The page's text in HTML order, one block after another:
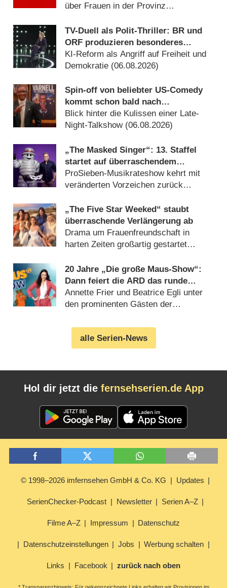
über Frauen in der Provinz
TV-Duell als Polit-Thriller: BR und
ORF produzieren besonderes
Fernseh-Kammerspiel
KI-Reform als Angriff auf Freiheit und
Demokratie (06.08.2026)
Spin-off von beliebter US-Comedy
kommt schon bald nach
Deutschland
Blick hinter die Kulissen einer Late-
Night-Talkshow (06.08.2026)
„The Masked Singer“: 13. Staffel
startet auf überraschendem
Sendeplatz und viel früher als
zuletzt
ProSieben-Musikrateshow kehrt mit
veränderten Vorzeichen zurück
„The Five Star Weeked“ staubt
überraschende Verlängerung ab
Drama um Frauenfreundschaft in
harten Zeiten großartig gestartet
20 Jahre „Die große Maus-Show“:
Dann feiert die ARD das runde
Jubiläum
Annette Frier und Beatrice Egli unter
den prominenten Gästen der
alle Serien-News
Hol dir jetzt die fernsehserien.de App
© 1998–2026 imfernsehen GmbH & Co. KG Updates
SerienChecker-Podcast Newsletter Serien A–Z
Filme A–Z Impressum Datenschutz
Datenschutzeinstellungen Jobs Werbung schalten
Links Facebook zurück nach oben
* Transparenzhinweis: Für gekennzeichnete Links erhalten wir Provisionen im